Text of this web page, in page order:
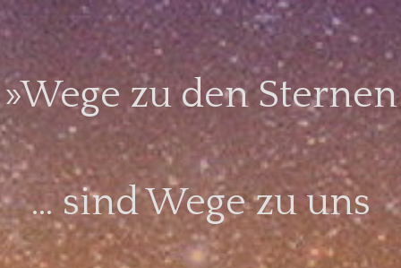
Skip
to
content
»Wege zu den Sternen
… sind Wege zu uns